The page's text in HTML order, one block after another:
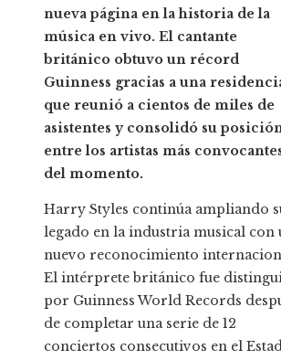
nueva página en la historia de la
música en vivo. El cantante
británico obtuvo un récord
Guinness gracias a una
que reunió a cientos de miles de
asistentes y consolidó su
entre los artistas más
del momento.
Harry Styles continúa ampliando
legado en la industria musical con
nuevo reconocimiento
El intérprete británico fue
por Guinness World Records
de completar una serie de 12
conciertos consecutivos en el